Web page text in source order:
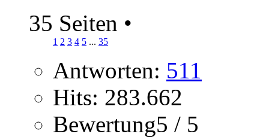
35 Seiten •
1 2 3 4 5 ... 35
Antworten: 511
Hits: 283.662
Bewertung5 / 5